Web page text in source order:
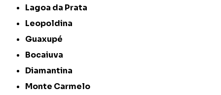
Lagoa da Prata
Leopoldina
Guaxupé
Bocaiuva
Diamantina
Monte Carmelo